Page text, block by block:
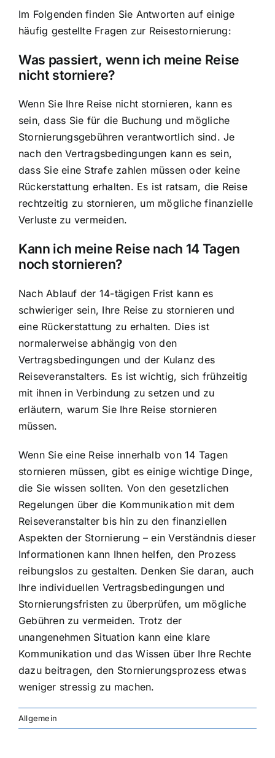
Im Folgenden finden Sie Antworten auf einige
häufig gestellte Fragen zur Reisestornierung:
Was passiert, wenn ich meine Reise
nicht storniere?
Wenn Sie Ihre Reise nicht stornieren, kann es
sein, dass Sie für die Buchung und mögliche
Stornierungsgebühren verantwortlich sind. Je
nach den Vertragsbedingungen kann es sein,
dass Sie eine Strafe zahlen müssen oder keine
Rückerstattung erhalten. Es ist ratsam, die Reise
rechtzeitig zu stornieren, um mögliche finanzielle
Verluste zu vermeiden.
Kann ich meine Reise nach 14 Tagen
noch stornieren?
Nach Ablauf der 14-tägigen Frist kann es
schwieriger sein, Ihre Reise zu stornieren und
eine Rückerstattung zu erhalten. Dies ist
normalerweise abhängig von den
Vertragsbedingungen und der Kulanz des
Reiseveranstalters. Es ist wichtig, sich frühzeitig
mit ihnen in Verbindung zu setzen und zu
erläutern, warum Sie Ihre Reise stornieren
müssen.
Wenn Sie eine Reise innerhalb von 14 Tagen
stornieren müssen, gibt es einige wichtige Dinge,
die Sie wissen sollten. Von den gesetzlichen
Regelungen über die Kommunikation mit dem
Reiseveranstalter bis hin zu den finanziellen
Aspekten der Stornierung – ein Verständnis dieser
Informationen kann Ihnen helfen, den Prozess
reibungslos zu gestalten. Denken Sie daran, auch
Ihre individuellen Vertragsbedingungen und
Stornierungsfristen zu überprüfen, um mögliche
Gebühren zu vermeiden. Trotz der
unangenehmen Situation kann eine klare
Kommunikation und das Wissen über Ihre Rechte
dazu beitragen, den Stornierungsprozess etwas
weniger stressig zu machen.
Allgemein